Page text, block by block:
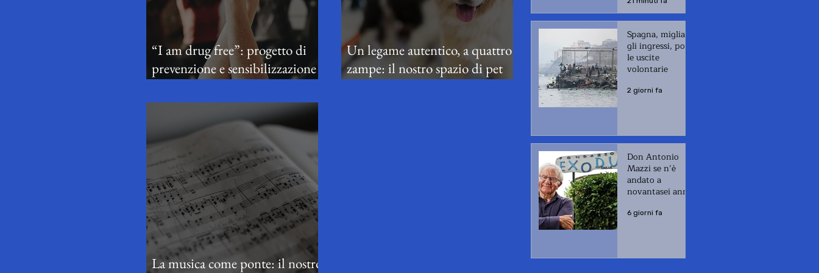
“I am drug free”: progetto di
prevenzione e sensibilizzazione
Un legame autentico, a quattro
zampe: il nostro spazio di pet
La musica come ponte: il nostro
Spagna, migliaia
gli ingressi, poi
le uscite
volontarie
2 giorni fa
Don Antonio
Mazzi se n’è
andato a
novantasei anni
6 giorni fa